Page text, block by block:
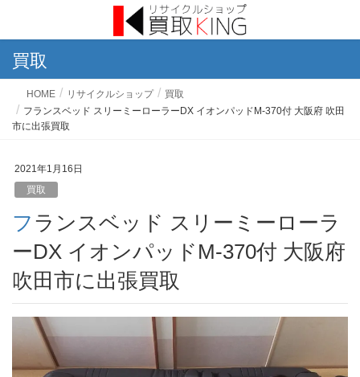
買取
HOME リサイクルショップ
買取
フランスベッド スリーミーローラーDX イオンパッドM-370付 大阪府 吹田
市に出張買取
2021年1月16日
買取
フランスベッド スリーミーローラ
ーDX イオンパッドM-370付 大阪府
吹田市に出張買取